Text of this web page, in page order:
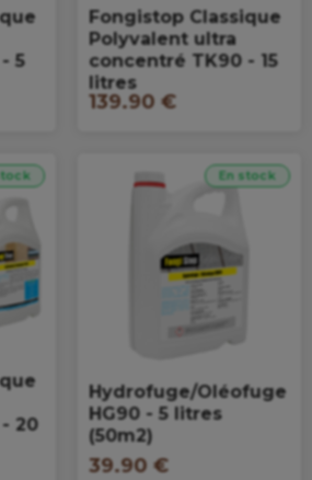
5
Fongistop Classique
Polyvalent ultra
concentré TK90 - 15
litres
139.90 €
20
En stock
Hydrofuge/Oléofuge
HG90 - 5 litres
(50m2)
39.90 €